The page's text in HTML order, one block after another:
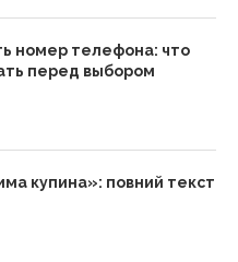
номер телефона: что
перед выбором
купина»: повний текст